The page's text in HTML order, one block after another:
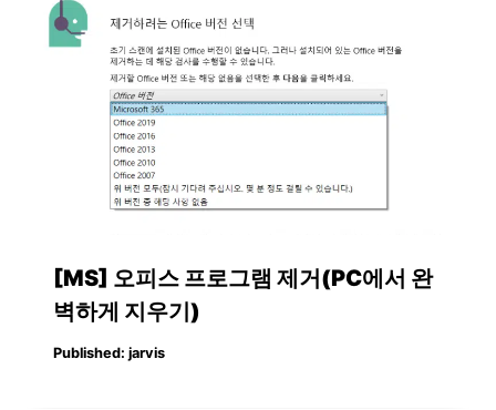
[MS] 오피스 프로그램 제거(PC에서 완
벽하게 지우기)
Published: jarvis